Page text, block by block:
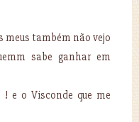
meus também não vejo
sabe ganhar em
! e o Visconde que me